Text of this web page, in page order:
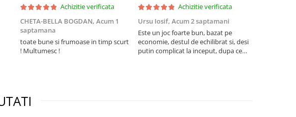
Achizitie verificata
CHETA-BELLA BOGDAN, Acum 1
saptamana
toate bune si frumoase in timp scurt
! Multumesc !
Achizitie verificata
Ursu Iosif, Acum 2 saptamani
Este un joc foarte bun, bazat pe
economie, destul de echilibrat si, desi
putin complicat la inceput, dupa ce